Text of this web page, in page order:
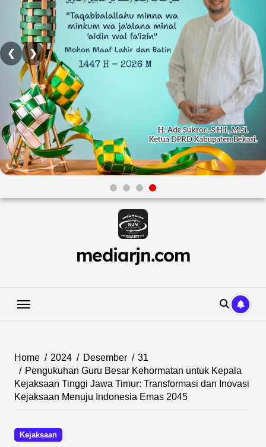
❮ ❯
mediarjn.com
Home 2024 Desember
31
Pengukuhan Guru Besar Kehormatan untuk Kepala
Kejaksaan Tinggi Jawa Timur: Transformasi dan Inovasi
Kejaksaan Menuju Indonesia Emas 2045
Kejaksaan